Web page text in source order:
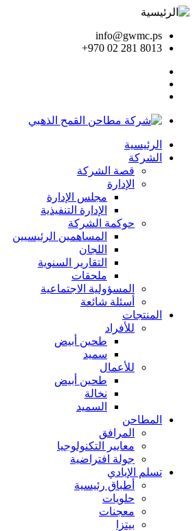
info@gwmc.ps
+970 02 281 8013
الرئيسية
الشركة
قصة الشركة
الإدارة
مجلس الإدارة
الإدارة التنفيذية
حوكمة الشركة
المساهمين الرئيسيين
اللجان
التقارير السنوية
ملحقات
المسؤولية الاجتماعية
أسئلة شائعة
المنتجات
للأفراد
طحين أبيض
سميد
للأعمال
طحين أبيض
نخالة
السميد
المطاحن
المرافق
معايير التكنولوجيا
جولة افتراضية
تسلم الإيادي
أطباق رئيسية
حلويات
معجنات
بيتزا